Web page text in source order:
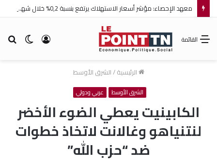
معهد الإحصاء: مؤشر أسعار الاستهلاك يرتفع بنسبة 0,2% خلال شهر جويلية 2026
الوضع تسجيل
القائمة
الرئيسية/الشرق الأوسط
الشرق الأوسط عربي ودولي
الكابينيت يعطي الضوء الأخضر
لنتنياهو وغالانت لاتخاذ خطوات
ضد “حزب الله”